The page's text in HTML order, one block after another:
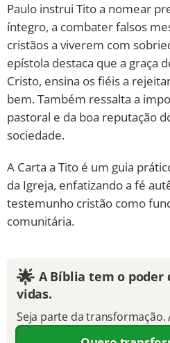
Paulo instrui Tito a nomear
íntegro, a combater falsos
cristãos a viverem com
epístola destaca que a graça
Cristo, ensina os fiéis a
bem. Também ressalta a
pastoral e da boa reputação
sociedade.
A Carta a Tito é um guia
da Igreja, enfatizando a fé
testemunho cristão como
comunitária.
🌟 A Bíblia tem o
vidas.
Seja parte da transformação.